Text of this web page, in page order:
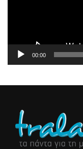
00:00